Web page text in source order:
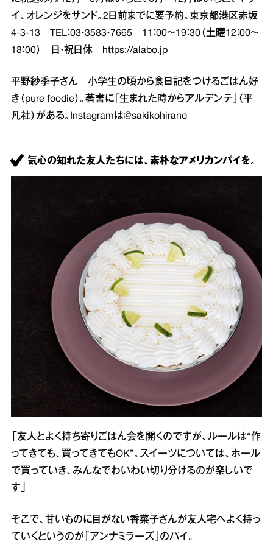
イ、オレンジをサンド。2日前までに要予約。東京都港区赤坂
4‐3‐13 TEL：03・3583・7665 11：00～19：30（土曜12：00～
18：00） 日・祝日休
https://alabo.jp
平野紗季子さん 小学生の頃から食日記をつけるごはん好
き（pure foodie）。著書に『生まれた時からアルデンテ』（平
凡社）がある。Instagramは@sakikohirano
気心の知れた友人たちには、素朴なアメリカンパイを。
「友人とよく持ち寄りごはん会を開くのですが、ルールは“作
ってきても、買ってきてもOK”。スイーツについては、ホール
で買っていき、みんなでわいわい切り分けるのが楽しいで
す」
そこで、甘いものに目がない香菜子さんが友人宅へよく持っ
ていくというのが『アンナミラーズ』のパイ。